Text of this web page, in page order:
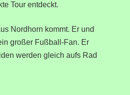
Tour entdeckt.
Nordhorn kommt. Er und
großer Fußball-Fan. Er
werden gleich aufs Rad